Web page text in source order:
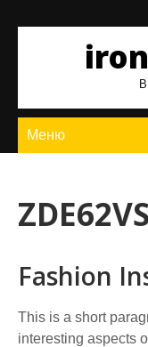
содержимому
Меню
Fashion
This is a short
interesting aspects